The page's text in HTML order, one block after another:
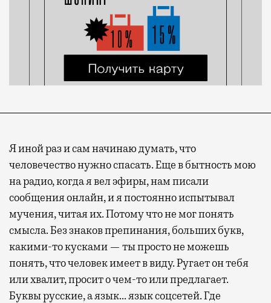
Я иной раз и сам начинаю думать, что
человечество нужно спасать. Еще в бытность мою
на радио, когда я вел эфиры, нам писали
сообщения онлайн, и я постоянно испытывал
мучения, читая их. Потому что не мог понять
смысла. Без знаков препинания, больших букв,
какими-то кусками — ты просто не можешь
понять, что человек имеет в виду. Ругает он тебя
или хвалит, просит о чем-то или предлагает.
Буквы русские, а язык… язык соцсетей. Где